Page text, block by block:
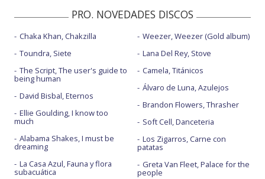
PRO. NOVEDADES DISCOS
Chaka Khan, Chakzilla
Toundra, Siete
The Script, The user's guide to
being human
David Bisbal, Eternos
Ellie Goulding, I know too
much
Alabama Shakes, I must be
dreaming
La Casa Azul, Fauna y flora
subacuática
Weezer, Weezer (Gold album)
Lana Del Rey, Stove
Camela, Titánicos
Álvaro de Luna, Azulejos
Brandon Flowers, Thrasher
Soft Cell, Danceteria
Los Zigarros, Carne con
patatas
Greta Van Fleet, Palace for the
people